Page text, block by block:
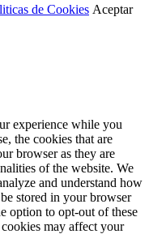
de Cookies Aceptar
experience while you
the cookies that are
browser as they are
of the website. We
and understand how
stored in your browser
option to opt-out of these
may affect your